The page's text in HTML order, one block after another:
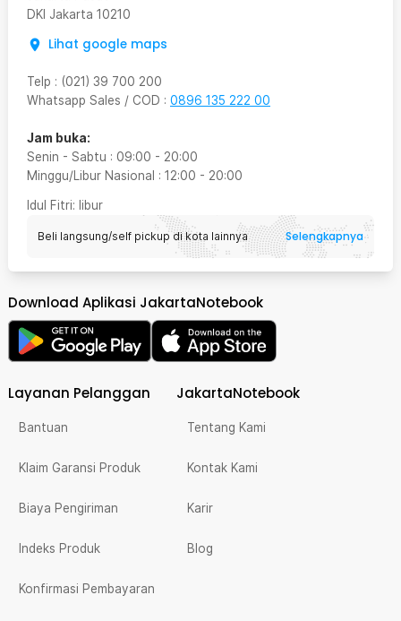
DKI Jakarta 10210
Lihat google maps
Telp : (021) 39 700 200
Whatsapp Sales / COD : 0896 135 222 00
Jam buka:
Senin - Sabtu : 09:00 - 20:00
Minggu/Libur Nasional : 12:00 - 20:00
Idul Fitri: libur
Beli langsung/self pickup di kota lainnya Selengkapnya
Download Aplikasi JakartaNotebook
Layanan Pelanggan
Bantuan
Klaim Garansi Produk
Biaya Pengiriman
Indeks Produk
Konfirmasi Pembayaran
JakartaNotebook
Tentang Kami
Kontak Kami
Karir
Blog